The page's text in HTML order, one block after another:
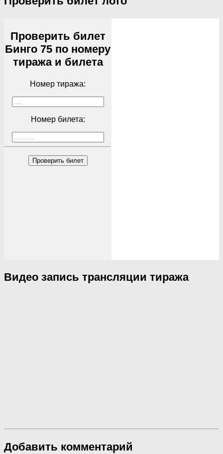
Проверить билет
Бинго 75 по номеру
тиража и билета
Номер тиража:
Номер билета:
Проверить билет
Видео запись трансляции тиража
Добавить комментарий